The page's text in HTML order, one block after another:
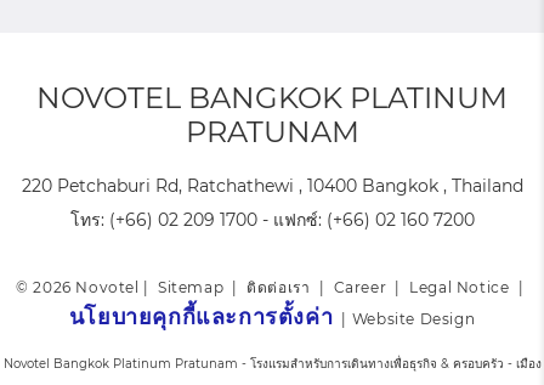
NOVOTEL BANGKOK PLATINUM
PRATUNAM
220 Petchaburi Rd, Ratchathewi , 10400 Bangkok , Thailand
โทร: (+66) 02 209 1700- แฟกซ์: (+66) 02 160 7200
© 2026 Novotel |Sitemap ติดต่อเรา Career Legal Notice
นโยบายคุกกี้และการตั้งค่า Website Design
Novotel Bangkok Platinum Pratunam - โรงแรมสำหรับการเดินทางเพื่อธุรกิจ & ครอบครัว - เมือง